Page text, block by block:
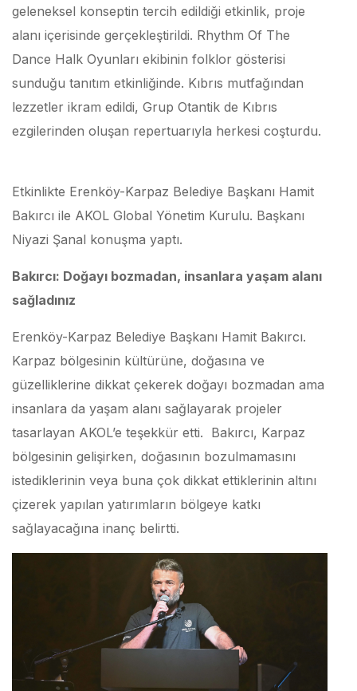
geleneksel konseptin tercih edildiği etkinlik, proje
alanı içerisinde gerçekleştirildi. Rhythm Of The
Dance Halk Oyunları ekibinin folklor gösterisi
sunduğu tanıtım etkinliğinde. Kıbrıs mutfağından
lezzetler ikram edildi, Grup Otantik de Kıbrıs
ezgilerinden oluşan repertuarıyla herkesi coşturdu.
Etkinlikte Erenköy-Karpaz Belediye Başkanı Hamit
Bakırcı ile AKOL Global Yönetim Kurulu. Başkanı
Niyazi Şanal konuşma yaptı.
Bakırcı: Doğayı bozmadan, insanlara yaşam alanı
sağladınız
Erenköy-Karpaz Belediye Başkanı Hamit Bakırcı.
Karpaz bölgesinin kültürüne, doğasına ve
güzelliklerine dikkat çekerek doğayı bozmadan ama
insanlara da yaşam alanı sağlayarak projeler
tasarlayan AKOL’e teşekkür etti. Bakırcı, Karpaz
bölgesinin gelişirken, doğasının bozulmamasını
istediklerinin veya buna çok dikkat ettiklerinin altını
çizerek yapılan yatırımların bölgeye katkı
sağlayacağına inanç belirtti.